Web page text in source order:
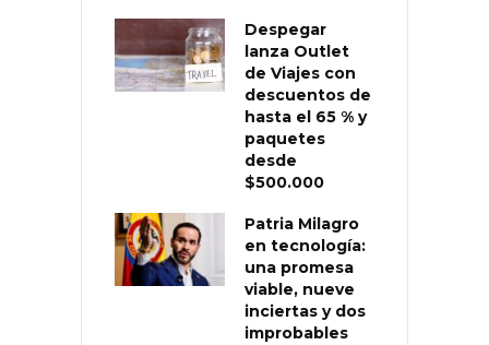
Despegar
lanza Outlet
de Viajes con
descuentos de
hasta el 65 % y
paquetes
desde
$500.000
Patria Milagro
en tecnología:
una promesa
viable, nueve
inciertas y dos
improbables